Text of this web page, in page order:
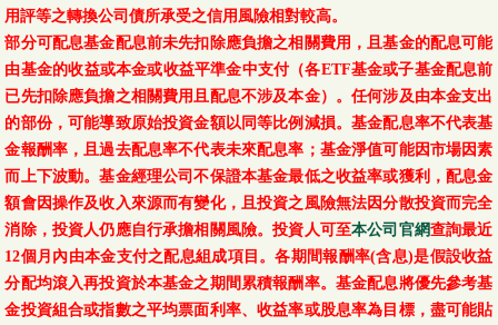
用評等之轉換公司債所承受之信用風險相對較高。
部分可配息基金配息前未先扣除應負擔之相關費用，且基金的配息可能
由基金的收益或本金或收益平準金中支付（各ETF基金或子基金配息前
已先扣除應負擔之相關費用且配息不涉及本金）。任何涉及由本金支出
的部份，可能導致原始投資金額以同等比例減損。基金配息率不代表基
金報酬率，且過去配息率不代表未來配息率；基金淨值可能因市場因素
而上下波動。基金經理公司不保證本基金最低之收益率或獲利，配息金
額會因操作及收入來源而有變化，且投資之風險無法因分散投資而完全
消除，投資人仍應自行承擔相關風險。投資人可至本公司官網查詢最近
12個月內由本金支付之配息組成項目。各期間報酬率(含息)是假設收益
分配均滾入再投資於本基金之期間累積報酬率。基金配息將優先參考基
金投資組合或指數之平均票面利率、收益率或股息率為目標，盡可能貼